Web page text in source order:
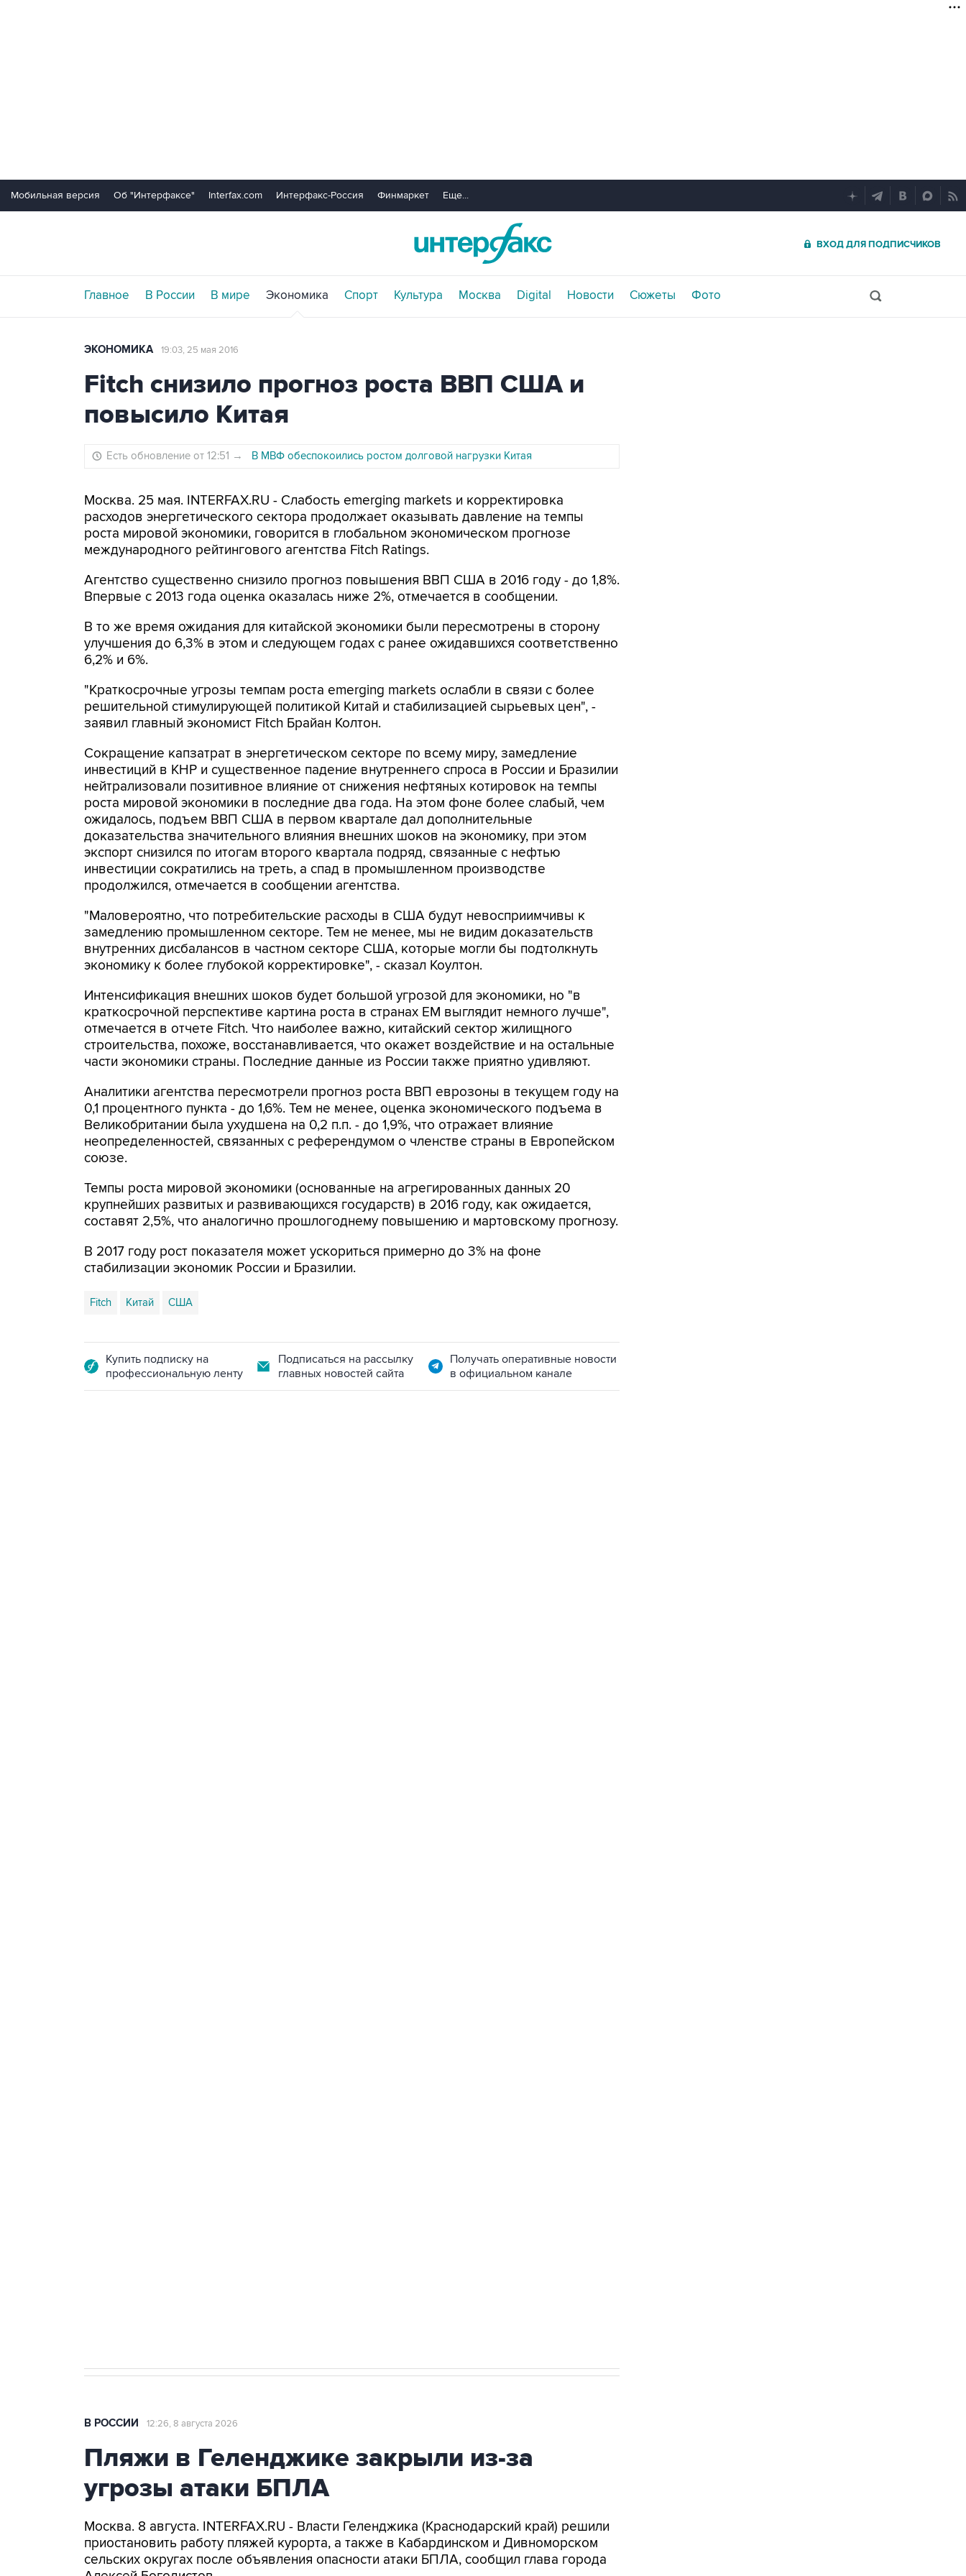
Мобильная версия Об "Интерфаксе" Interfax.com Интерфакс-Россия Финмаркет Еще...
ВХОД ДЛЯ ПОДПИСЧИКОВ
Главное В России В мире Экономика Спорт Культура Москва Digital Новости Сюжеты Фото
ЭКОНОМИКА 19:03, 25 мая 2016
Fitch снизило прогноз роста ВВП США и
повысило Китая
Есть обновление от 12:51 → В МВФ обеспокоились ростом долговой нагрузки Китая
Москва. 25 мая. INTERFAX.RU - Слабость emerging markets и корректировка
расходов энергетического сектора продолжает оказывать давление на темпы
роста мировой экономики, говорится в глобальном экономическом прогнозе
международного рейтингового агентства Fitch Ratings.
Агентство существенно снизило прогноз повышения ВВП США в 2016 году - до 1,8%.
Впервые с 2013 года оценка оказалась ниже 2%, отмечается в сообщении.
В то же время ожидания для китайской экономики были пересмотрены в сторону
улучшения до 6,3% в этом и следующем годах с ранее ожидавшихся соответственно
6,2% и 6%.
"Краткосрочные угрозы темпам роста emerging markets ослабли в связи с более
решительной стимулирующей политикой Китай и стабилизацией сырьевых цен", -
заявил главный экономист Fitch Брайан Колтон.
Сокращение капзатрат в энергетическом секторе по всему миру, замедление
инвестиций в КНР и существенное падение внутреннего спроса в России и Бразилии
нейтрализовали позитивное влияние от снижения нефтяных котировок на темпы
роста мировой экономики в последние два года. На этом фоне более слабый, чем
ожидалось, подъем ВВП США в первом квартале дал дополнительные
доказательства значительного влияния внешних шоков на экономику, при этом
экспорт снизился по итогам второго квартала подряд, связанные с нефтью
инвестиции сократились на треть, а спад в промышленном производстве
продолжился, отмечается в сообщении агентства.
"Маловероятно, что потребительские расходы в США будут невосприимчивы к
замедлению промышленном секторе. Тем не менее, мы не видим доказательств
внутренних дисбалансов в частном секторе США, которые могли бы подтолкнуть
экономику к более глубокой корректировке", - сказал Коултон.
Интенсификация внешних шоков будет большой угрозой для экономики, но "в
краткосрочной перспективе картина роста в странах EM выглядит немного лучше",
отмечается в отчете Fitch. Что наиболее важно, китайский сектор жилищного
строительства, похоже, восстанавливается, что окажет воздействие и на остальные
части экономики страны. Последние данные из России также приятно удивляют.
Аналитики агентства пересмотрели прогноз роста ВВП еврозоны в текущем году на
0,1 процентного пункта - до 1,6%. Тем не менее, оценка экономического подъема в
Великобритании была ухудшена на 0,2 п.п. - до 1,9%, что отражает влияние
неопределенностей, связанных с референдумом о членстве страны в Европейском
союзе.
Темпы роста мировой экономики (основанные на агрегированных данных 20
крупнейших развитых и развивающихся государств) в 2016 году, как ожидается,
составят 2,5%, что аналогично прошлогоднему повышению и мартовскому прогнозу.
В 2017 году рост показателя может ускориться примерно до 3% на фоне
стабилизации экономик России и Бразилии.
Fitch Китай США
Купить подписку на
профессиональную ленту
Подписаться на рассылку
главных новостей сайта
Получать оперативные новости
в официальном канале
В РОССИИ 12:26, 8 августа 2026
Пляжи в Геленджике закрыли из-за
угрозы атаки БПЛА
Москва. 8 августа. INTERFAX.RU - Власти Геленджика (Краснодарский край) решили
приостановить работу пляжей курорта, а также в Кабардинском и Дивноморском
сельских округах после объявления опасности атаки БПЛА, сообщил глава города